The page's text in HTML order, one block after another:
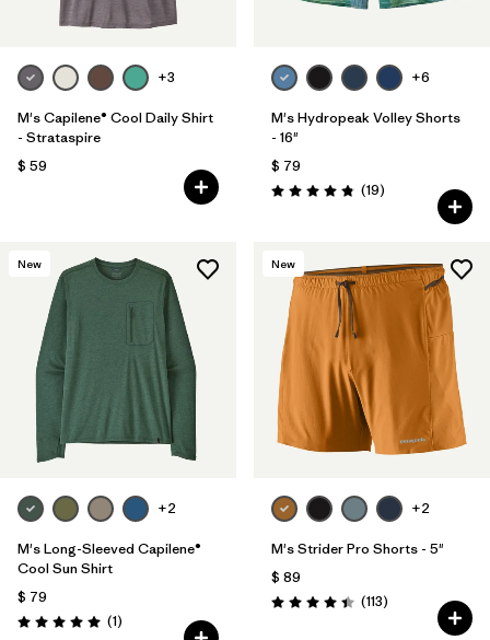
+3
M's Capilene® Cool Daily Shirt
- Strataspire
$ 59
+6
M's Hydropeak Volley Shorts
- 16"
$ 79
Valoración: 4.8 / 5
(19Comentarios
)
New
+2
M's Long-Sleeved Capilene®
Cool Sun Shirt
$ 79
Valoración: 5.0 / 5
(1Comentarios
)
New
+2
M's Strider Pro Shorts - 5"
$ 89
Valoración: 4.4 / 5
(113Comentarios
)